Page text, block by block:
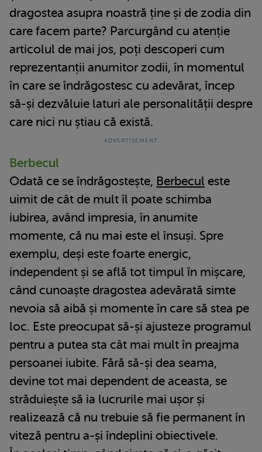
dragostea asupra noastră ține și de zodia din
care facem parte? Parcurgând cu atenție
articolul de mai jos, poți descoperi cum
reprezentanții anumitor zodii, în momentul
în care se îndrăgostesc cu adevărat, încep
să-și dezvăluie laturi ale personalității despre
care nici nu știau că există.
Berbecul
Odată ce se îndrăgostește, Berbecul este
uimit de cât de mult îl poate schimba
iubirea, având impresia, în anumite
momente, că nu mai este el însuși. Spre
exemplu, deși este foarte energic,
independent și se află tot timpul în mișcare,
când cunoaște dragostea adevărată simte
nevoia să aibă și momente în care să stea pe
loc. Este preocupat să-și ajusteze programul
pentru a putea sta cât mai mult în preajma
persoanei iubite. Fără să-și dea seama,
devine tot mai dependent de aceasta, se
străduiește să ia lucrurile mai ușor și
realizează că nu trebuie să fie permanent în
viteză pentru a-și îndeplini obiectivele.